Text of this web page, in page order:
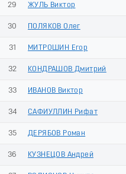
29 ЖУЛЬ Виктор
30 ПОЛЯКОВ Олег
31 МИТРОШИН Егор
32 КОНДРАШОВ Дмитрий
33 ИВАНОВ Виктор
34 САФИУЛЛИН Рифат
35 ДЕРЯБОВ Роман
36 КУЗНЕЦОВ Андрей